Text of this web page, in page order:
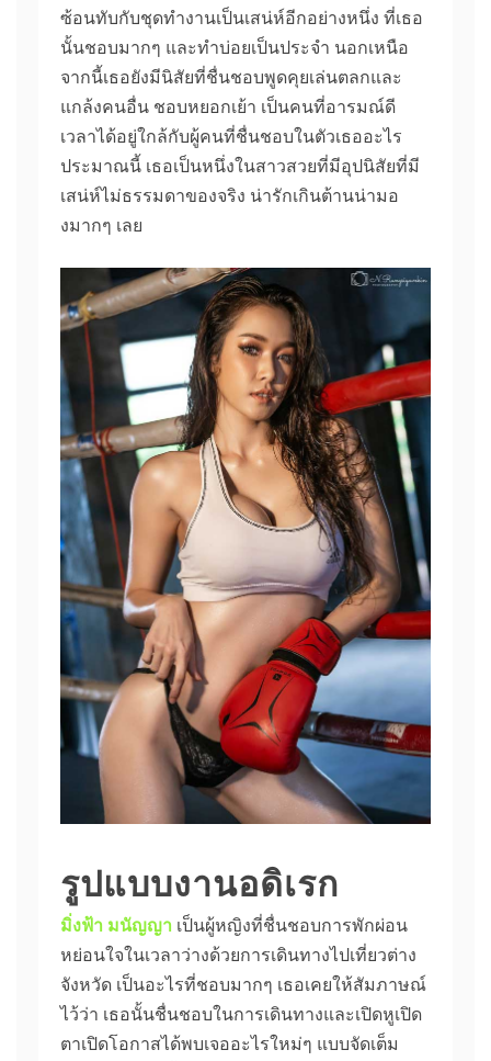
ซ้อนทับกับชุดทำงานเป็นเสน่ห์อีกอย่างหนึ่ง ที่เธอ
นั้นชอบมากๆ และทำบ่อยเป็นประจำ นอกเหนือ
จากนี้เธอยังมีนิสัยที่ชื่นชอบพูดคุยเล่นตลกและ
แกล้งคนอื่น ชอบหยอกเย้า เป็นคนที่อารมณ์ดี
เวลาได้อยู่ใกล้กับผู้คนที่ชื่นชอบในตัวเธออะไร
ประมาณนี้ เธอเป็นหนึ่งในสาวสวยที่มีอุปนิสัยที่มี
เสน่ห์ไม่ธรรมดาของจริง น่ารักเกินต้านน่ามอ
งมากๆ เลย
รูปแบบงานอดิเรก
มิ่งฟ้า มนัญญา เป็นผู้หญิงที่ชื่นชอบการพักผ่อน
หย่อนใจในเวลาว่างด้วยการเดินทางไปเที่ยวต่าง
จังหวัด เป็นอะไรที่ชอบมากๆ เธอเคยให้สัมภาษณ์
ไว้ว่า เธอนั้นชื่นชอบในการเดินทางและเปิดหูเปิด
ตาเปิดโอกาสได้พบเจออะไรใหม่ๆ แบบจัดเต็ม